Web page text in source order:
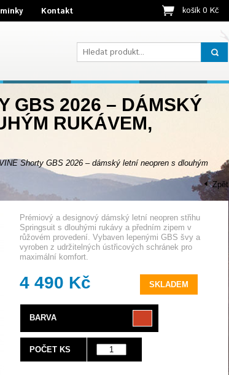
Kontakt košík 0 Kč
GBS 2026 – DÁMSKÝ
RUKÁVEM,
Shorty GBS 2026 – dámský letní neopren s dlouhým
Zpět
Prémiový a designový dámský letní neopren střihu
Springsuit s dlouhými rukávy a předním zipem v
růžovém provedení. Vybaven lepenými GBS švy a
vyroben z udržitelných ústřicových schránek pro
maximální komfort.
4 490 Kč SKLADEM
BARVA
POČET KS